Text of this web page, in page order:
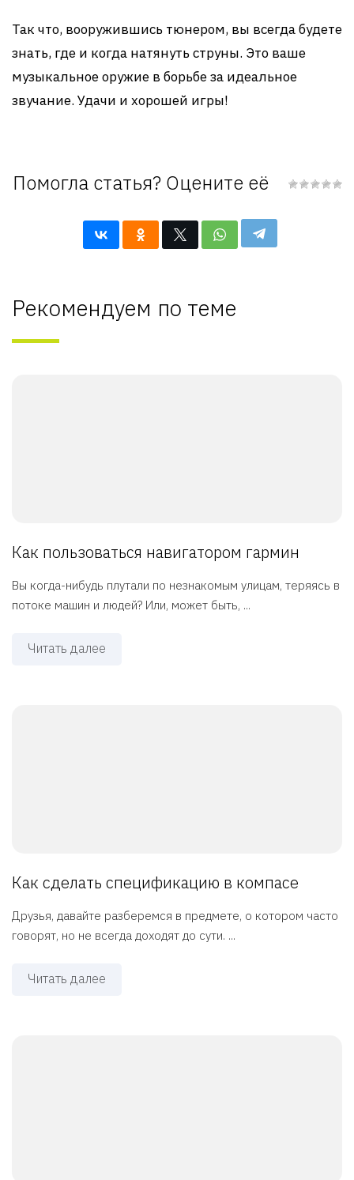
Так что, вооружившись тюнером, вы всегда будете
знать, где и когда натянуть струны. Это ваше
музыкальное оружие в борьбе за идеальное
звучание. Удачи и хорошей игры!
Помогла статья? Оцените её
Рекомендуем по теме
Как пользоваться навигатором гармин
Вы когда-нибудь плутали по незнакомым улицам, теряясь в
потоке машин и людей? Или, может быть, ...
Читать далее
Как сделать спецификацию в компасе
Друзья, давайте разберемся в предмете, о котором часто
говорят, но не всегда доходят до сути. ...
Читать далее